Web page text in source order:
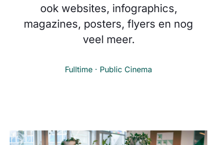
ook websites, infographics,
magazines, posters, flyers en nog
veel meer.
Fulltime · Public Cinema